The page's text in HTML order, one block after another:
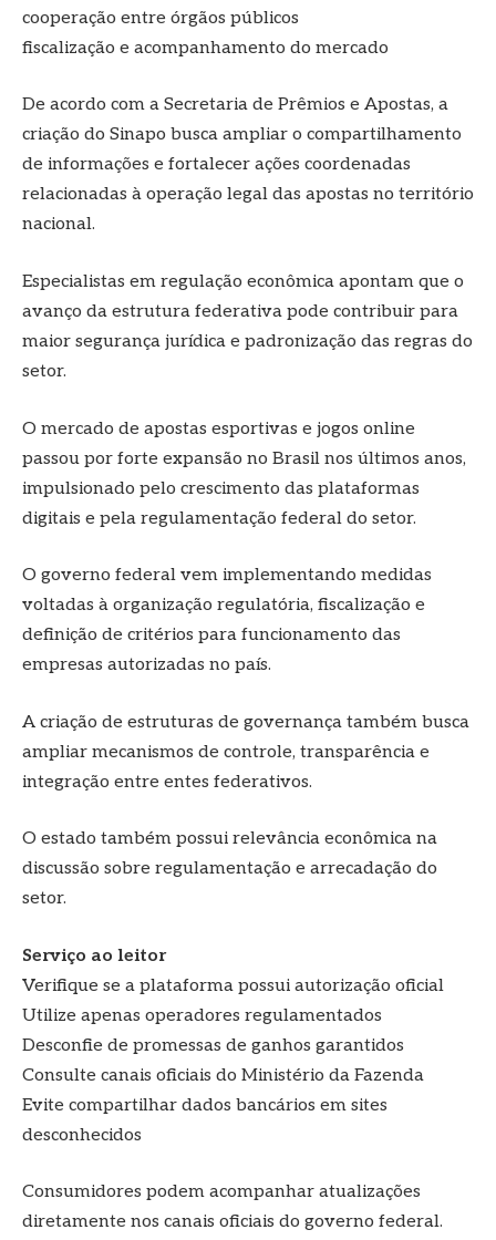
cooperação entre órgãos públicos
fiscalização e acompanhamento do mercado
De acordo com a Secretaria de Prêmios e Apostas, a
criação do Sinapo busca ampliar o compartilhamento
de informações e fortalecer ações coordenadas
relacionadas à operação legal das apostas no território
nacional.
Especialistas em regulação econômica apontam que o
avanço da estrutura federativa pode contribuir para
maior segurança jurídica e padronização das regras do
setor.
O mercado de apostas esportivas e jogos online
passou por forte expansão no Brasil nos últimos anos,
impulsionado pelo crescimento das plataformas
digitais e pela regulamentação federal do setor.
O governo federal vem implementando medidas
voltadas à organização regulatória, fiscalização e
definição de critérios para funcionamento das
empresas autorizadas no país.
A criação de estruturas de governança também busca
ampliar mecanismos de controle, transparência e
integração entre entes federativos.
O estado também possui relevância econômica na
discussão sobre regulamentação e arrecadação do
setor.
Serviço ao leitor
Verifique se a plataforma possui autorização oficial
Utilize apenas operadores regulamentados
Desconfie de promessas de ganhos garantidos
Consulte canais oficiais do Ministério da Fazenda
Evite compartilhar dados bancários em sites
desconhecidos
Consumidores podem acompanhar atualizações
diretamente nos canais oficiais do governo federal.